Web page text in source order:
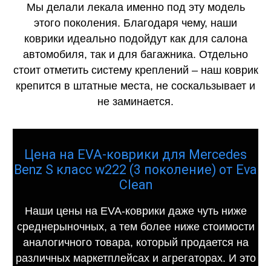
Мы делали лекала именно под эту модель
этого поколения. Благодаря чему, наши
коврики идеально подойдут как для салона
автомобиля, так и для багажника. Отдельно
стоит отметить систему креплений – наш коврик
крепится в штатные места, не соскальзывает и
не заминается.
Цена на EVA-коврики для Mercedes
Benz S класс w222 (3 поколение) от Eva
Clean
Наши цены на EVA-коврики даже чуть ниже
среднерыночных, а тем более ниже стоимости
аналогичного товара, который продается на
различных маркетплейсах и агрегаторах. И это